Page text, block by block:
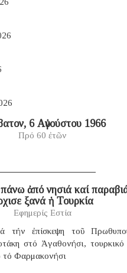
6 Αὐγούστου 1966
Πρό 60 ἐτῶν
ἀπό νησιά καί
ξανά ἡ Τουρκία
Εφημερίς Εστία
τήν ἐπίσκεψη τοῦ
στό Ἀγαθονήσι, τουρκικό
τό Φαρμακονήσι